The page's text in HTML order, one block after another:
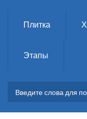
Перейти к основному
Плитка
Этапы
ФОРМА